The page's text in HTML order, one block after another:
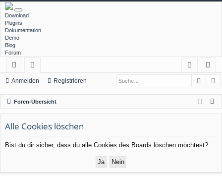
Download
Plugins
Dokumentation
Demo
Blog
Forum
ch
ne
llz
ug
rif
or
en
m
el
n
ist
rie
n
Anmelden Registrieren
Foren-Übersicht
Alle Cookies löschen
Bist du dir sicher, dass du alle Cookies des Boards löschen möchtest?